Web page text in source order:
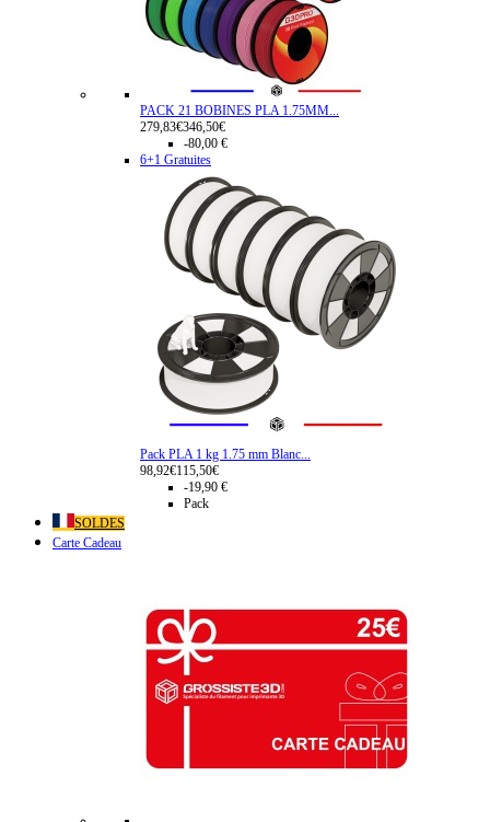
PACK 21 BOBINES PLA 1.75MM...
279,83€346,50€
-80,00 €
6+1 Gratuites
Pack PLA 1 kg 1.75 mm Blanc...
98,92€115,50€
-19,90 €
Pack
SOLDES
Carte Cadeau